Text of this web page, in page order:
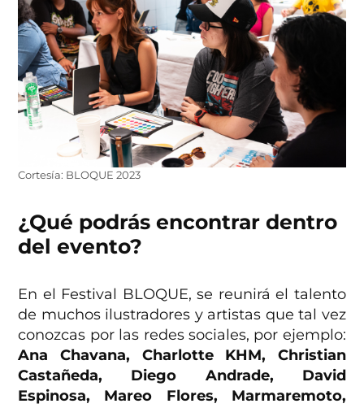
Cortesía: BLOQUE 2023
¿Qué podrás encontrar dentro
del evento?
En el Festival BLOQUE, se reunirá el talento
de muchos ilustradores y artistas que tal vez
conozcas por las redes sociales, por ejemplo:
Ana Chavana, Charlotte KHM, Christian
Castañeda, Diego Andrade, David
Espinosa, Mareo Flores, Marmaremoto,